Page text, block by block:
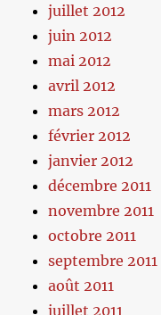
juillet 2012
juin 2012
mai 2012
avril 2012
mars 2012
février 2012
janvier 2012
décembre 2011
novembre 2011
octobre 2011
septembre 2011
août 2011
juillet 2011